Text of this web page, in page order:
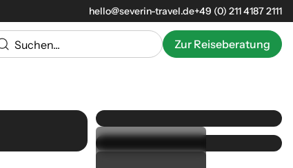
hello@severin-travel.de+49 (0) 211 4187 2111
Zur Reiseberatung